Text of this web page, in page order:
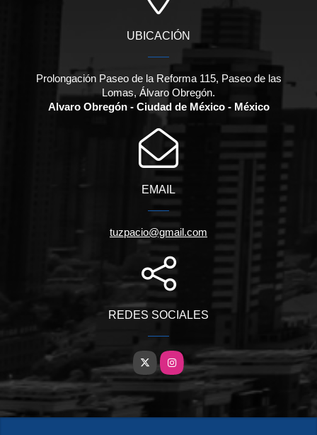
UBICACIÓN
Prolongación Paseo de la Reforma 115, Paseo de las
Lomas, Álvaro Obregón.
Alvaro Obregón - Ciudad de México - México
EMAIL
tuzpacio@gmail.com
REDES SOCIALES
X Instagram